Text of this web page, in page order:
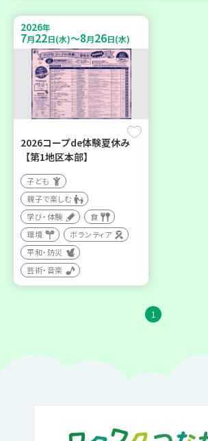
2026年
7月22日(水)～8月26日(水)
2026コープde体験夏休み
【第1地区本部】
子ども
親子で楽しむ
学び・体験
食
環境
ボランティア
平和・防災
芸術・音楽
1